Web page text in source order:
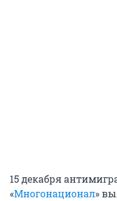
15 декабря
«Многонационал»